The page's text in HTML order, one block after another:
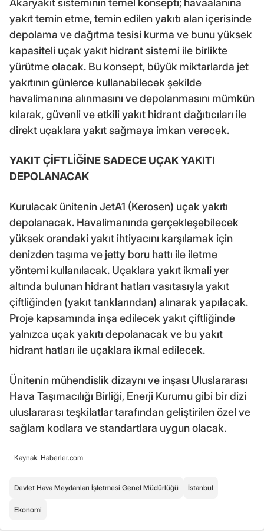
Akaryakıt sisteminin temel konsepti; havaalanına
yakıt temin etme, temin edilen yakıtı alan içerisinde
depolama ve dağıtma tesisi kurma ve bunu yüksek
kapasiteli uçak yakıt hidrant sistemi ile birlikte
yürütme olacak. Bu konsept, büyük miktarlarda jet
yakıtının günlerce kullanabilecek şekilde
havalimanına alınmasını ve depolanmasını mümkün
kılarak, güvenli ve etkili yakıt hidrant dağıtıcıları ile
direkt uçaklara yakıt sağmaya imkan verecek.
YAKIT ÇİFTLİĞİNE SADECE UÇAK YAKITI
DEPOLANACAK
Kurulacak ünitenin JetA1 (Kerosen) uçak yakıtı
depolanacak. Havalimanında gerçekleşebilecek
yüksek orandaki yakıt ihtiyacını karşılamak için
denizden taşıma ve jetty boru hattı ile iletme
yöntemi kullanılacak. Uçaklara yakıt ikmali yer
altında bulunan hidrant hatları vasıtasıyla yakıt
çiftliğinden (yakıt tanklarından) alınarak yapılacak.
Proje kapsamında inşa edilecek yakıt çiftliğinde
yalnızca uçak yakıtı depolanacak ve bu yakıt
hidrant hatları ile uçaklara ikmal edilecek.
Ünitenin mühendislik dizaynı ve inşası Uluslararası
Hava Taşımacılığı Birliği, Enerji Kurumu gibi bir dizi
uluslararası teşkilatlar tarafından geliştirilen özel ve
sağlam kodlara ve standartlara uygun olacak.
Kaynak: Haberler.com
Devlet Hava Meydanları İşletmesi Genel Müdürlüğü İstanbul
Ekonomi